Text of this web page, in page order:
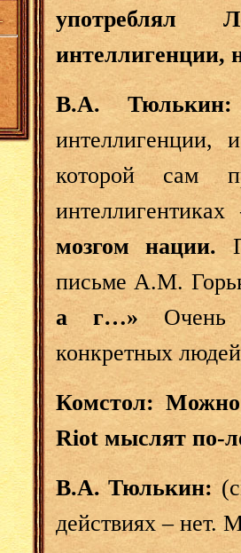
интеллигенции,
В.А.
которой сам
мозгом нации.
письме А.М.
а г…»Очень
конкретных
Комстол: Можно
Riot мыслят по-
В.А. Тюлькин:
действиях – нет.